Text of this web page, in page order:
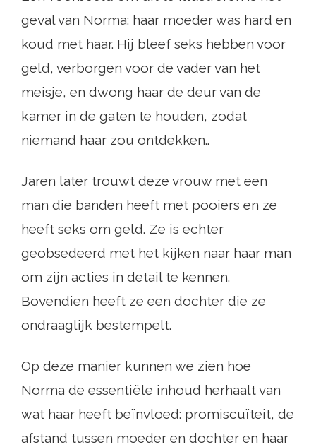
geval van Norma: haar moeder was hard en
koud met haar. Hij bleef seks hebben voor
geld, verborgen voor de vader van het
meisje, en dwong haar de deur van de
kamer in de gaten te houden, zodat
niemand haar zou ontdekken..
Jaren later trouwt deze vrouw met een
man die banden heeft met pooiers en ze
heeft seks om geld. Ze is echter
geobsedeerd met het kijken naar haar man
om zijn acties in detail te kennen.
Bovendien heeft ze een dochter die ze
ondraaglijk bestempelt.
Op deze manier kunnen we zien hoe
Norma de essentiële inhoud herhaalt van
wat haar heeft beïnvloed: promiscuïteit, de
afstand tussen moeder en dochter en haar